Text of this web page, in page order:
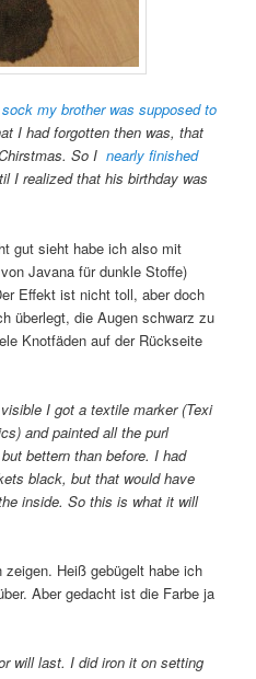
my brother was supposed to
I had forgotten then was, that
Chirstmas. So Inearly finished
I realized that his birthday was
gut sieht habe ich also mit
Javana für dunkle Stoffe)
Effekt ist nicht toll, aber doch
überlegt, die Augen schwarz zu
Knotfäden auf der Rückseite
I got a textile marker (Texi
and painted all the purl
bettern than before. I had
black, but that would have
inside. So this is what it will
Heiß gebügelt habe ich
Aber gedacht ist die Farbe ja
will last. I did iron it on setting